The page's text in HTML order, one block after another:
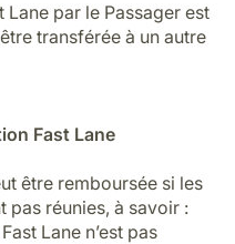
Lane par le Passager est
transférée à un autre
Fast Lane
être remboursée si les
pas réunies, à savoir :
Lane n’est pas